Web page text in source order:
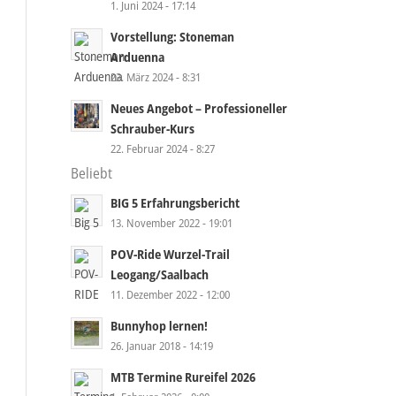
1. Juni 2024 - 17:14
Vorstellung: Stoneman
Arduenna
23. März 2024 - 8:31
Neues Angebot – Professioneller
Schrauber-Kurs
22. Februar 2024 - 8:27
Beliebt
BIG 5 Erfahrungsbericht
13. November 2022 - 19:01
POV-Ride Wurzel-Trail
Leogang/Saalbach
11. Dezember 2022 - 12:00
Bunnyhop lernen!
26. Januar 2018 - 14:19
MTB Termine Rureifel 2026